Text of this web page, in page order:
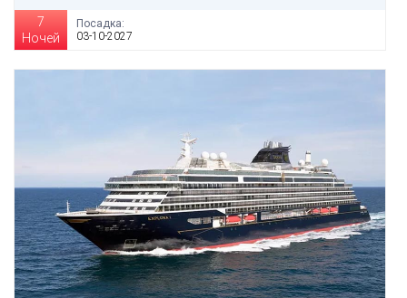
7
Ночей
Посадка:
03-10-2027